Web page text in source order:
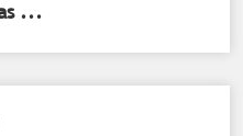
...